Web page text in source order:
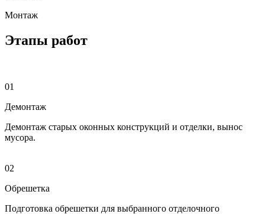
Монтаж
Этапы работ
01
Демонтаж
Демонтаж старых оконных конструкций и отделки, вынос
мусора.
02
Обрешетка
Подготовка обрешетки для выбранного отделочного